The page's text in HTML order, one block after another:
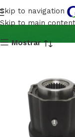
Skip to navigation
Skip to main content
Mostrar